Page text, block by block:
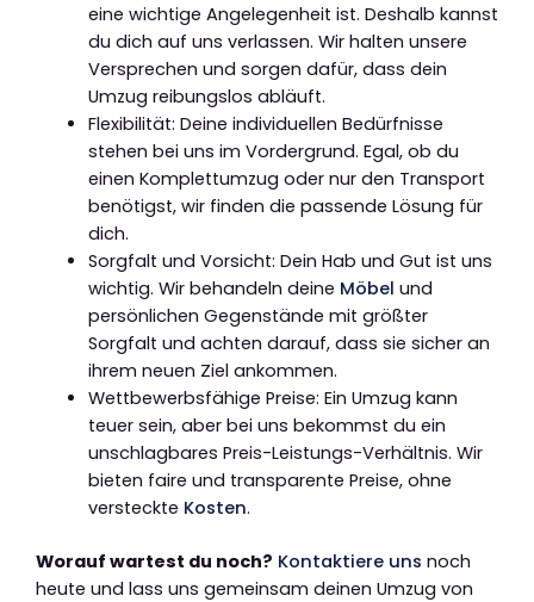
eine wichtige Angelegenheit ist. Deshalb kannst
du dich auf uns verlassen. Wir halten unsere
Versprechen und sorgen dafür, dass dein
Umzug reibungslos abläuft.
Flexibilität: Deine individuellen Bedürfnisse
stehen bei uns im Vordergrund. Egal, ob du
einen Komplettumzug oder nur den Transport
benötigst, wir finden die passende Lösung für
dich.
Sorgfalt und Vorsicht: Dein Hab und Gut ist uns
wichtig. Wir behandeln deine Möbel und
persönlichen Gegenstände mit größter
Sorgfalt und achten darauf, dass sie sicher an
ihrem neuen Ziel ankommen.
Wettbewerbsfähige Preise: Ein Umzug kann
teuer sein, aber bei uns bekommst du ein
unschlagbares Preis-Leistungs-Verhältnis. Wir
bieten faire und transparente Preise, ohne
versteckte Kosten.
Worauf wartest du noch? Kontaktiere uns noch
heute und lass uns gemeinsam deinen Umzug von